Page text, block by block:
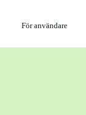
För användare